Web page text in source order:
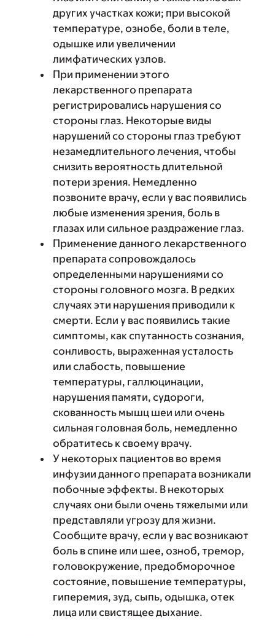
других участках кожи; при высокой
температуре, ознобе, боли в теле,
одышке или увеличении
лимфатических узлов.
При применении этого
лекарственного препарата
регистрировались нарушения со
стороны глаз. Некоторые виды
нарушений со стороны глаз требуют
незамедлительного лечения, чтобы
снизить вероятность длительной
потери зрения. Немедленно
позвоните врачу, если у вас появились
любые изменения зрения, боль в
глазах или сильное раздражение глаз.
Применение данного лекарственного
препарата сопровождалось
определенными нарушениями со
стороны головного мозга. В редких
случаях эти нарушения приводили к
смерти. Если у вас появились такие
симптомы, как спутанность сознания,
сонливость, выраженная усталость
или слабость, повышение
температуры, галлюцинации,
нарушения памяти, судороги,
скованность мышц шеи или очень
сильная головная боль, немедленно
обратитесь к своему врачу.
У некоторых пациентов во время
инфузии данного препарата возникали
побочные эффекты. В некоторых
случаях они были очень тяжелыми или
представляли угрозу для жизни.
Сообщите врачу, если у вас возникают
боль в спине или шее, озноб, тремор,
головокружение, предобморочное
состояние, повышение температуры,
гиперемия, зуд, сыпь, одышка, отек
лица или свистящее дыхание.